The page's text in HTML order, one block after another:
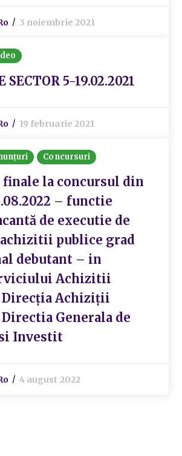
3 noiembrie 2021
SECTOR 5-19.02.2021
19 februarie 2021
Concursuri
finale la concursul din
– functie
de executie de
publice grad
debutant – in
Achizitii
Direcția Achiziții
Generala de
Investit
4 august 2022